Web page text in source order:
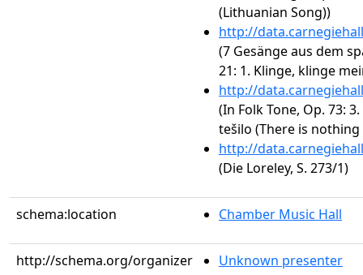
(Lithuanian Song))
http://
(7 Gesänge aus dem
21: 1. Klinge, klinge
http://
(In Folk Tone, Op. 73:
tešilo (There is
http://
(Die Loreley, S. 273/1)
schema:location Chamber Music Hall
http://schema.org/organizer Unknown presenter